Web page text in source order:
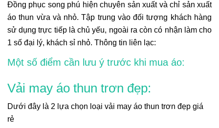
Đồng phục song phú hiện chuyên sản xuất và chỉ sản xuất
áo thun vừa và nhỏ. Tập trung vào đối tượng khách hàng
sử dụng trực tiếp là chủ yếu, ngoài ra còn có nhận làm cho
1 số đại lý, khách sỉ nhỏ. Thông tin liên lạc:
Một số điểm cần lưu ý trước khi mua áo:
Vải may áo thun trơn đẹp:
Dưới đây là 2 lựa chọn loại vải may áo thun trơn đẹp giá
rẻ